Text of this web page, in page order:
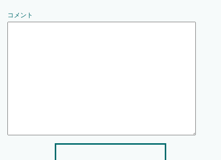
コメント